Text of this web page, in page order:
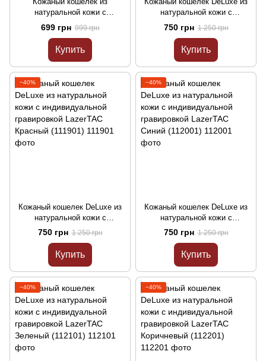
натуральной кожи с
индивидуальной гравировкой
LazerTAC Standart Коньячный
(111701)
699 грн 999 грн
Купить
натуральной кожи с
индивидуальной гравировкой
LazerTAC Черный (111801)
750 грн 1 250 грн
Купить
−40%
Кожаный кошелек DeLuxe из
натуральной кожи с
индивидуальной гравировкой
LazerTAC Красный (111901)
750 грн 1 250 грн
Купить
−40%
Кожаный кошелек DeLuxe из
натуральной кожи с
индивидуальной гравировкой
LazerTAC Синий (112001)
750 грн 1 250 грн
Купить
−40% −40%